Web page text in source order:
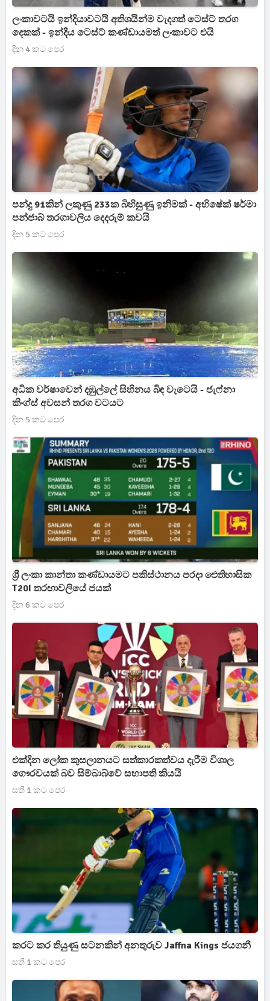
ලංකාවටයි ඉන්දියාවටයි අතිශයින්ම වැදගත් ටෙස්ට් තරග
දෙකක් - ඉන්දීය ටෙස්ට් කණ්ඩායමත් ලංකාවට එයි
දින 4 කට පෙර
පන්දු 91කින් ලකුණු 233ක බිහිසුණු ඉනිමක් - අභිෂේක් ෂර්මා
පන්ජාබ් තරගාවලිය දෙදරුම් කවයි
දින 5 කට පෙර
අධික වර්ෂාවෙන් දඹුල්ලේ සිහිනය බිඳ වැටෙයි - ජැෆ්නා
කිංග්ස් අවසන් තරග වටයට
දින 5 කට පෙර
ශ්‍රී ලංකා කාන්තා කණ්ඩායමට පකිස්ථානය පරදා ඓතිහාසික
T20I තරඟාවලියේ ජයක්
දින 6 කට පෙර
එක්දින ලෝක කුසලානයට සත්කාරකත්වය දැරීම විශාල
ගෞරවයක් බව සිම්බාබ්වේ සභාපති කියයි
සති 1 කට පෙර
කරට කර තියුණු සටනකින් අනතුරුව Jaffna Kings ජයගනී
සති 1 කට පෙර